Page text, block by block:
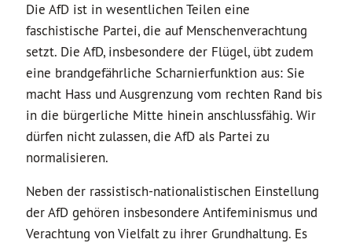
Die AfD ist in wesentlichen Teilen eine
faschistische Partei, die auf Menschenverachtung
setzt. Die AfD, insbesondere der Flügel, übt zudem
eine brandgefährliche Scharnierfunktion aus: Sie
macht Hass und Ausgrenzung vom rechten Rand bis
in die bürgerliche Mitte hinein anschlussfähig. Wir
dürfen nicht zulassen, die AfD als Partei zu
normalisieren.
Neben der rassistisch-nationalistischen Einstellung
der AfD gehören insbesondere Antifeminismus und
Verachtung von Vielfalt zu ihrer Grundhaltung. Es